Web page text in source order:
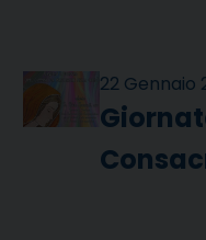
22 Gennaio